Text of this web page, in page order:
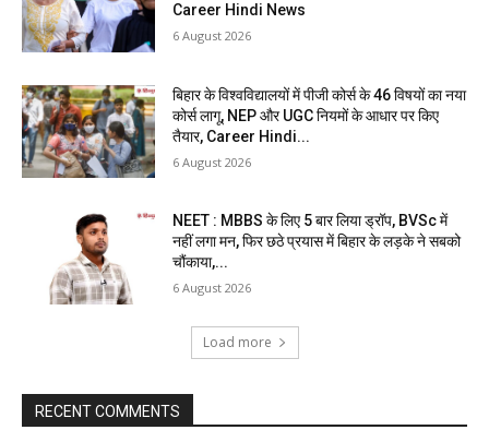
Career Hindi News
6 August 2026
बिहार के विश्वविद्यालयों में पीजी कोर्स के 46 विषयों का नया
कोर्स लागू, NEP और UGC नियमों के आधार पर किए
तैयार, Career Hindi...
6 August 2026
NEET : MBBS के लिए 5 बार लिया ड्रॉप, BVSc में
नहीं लगा मन, फिर छठे प्रयास में बिहार के लड़के ने सबको
चौंकाया,...
6 August 2026
Load more
RECENT COMMENTS